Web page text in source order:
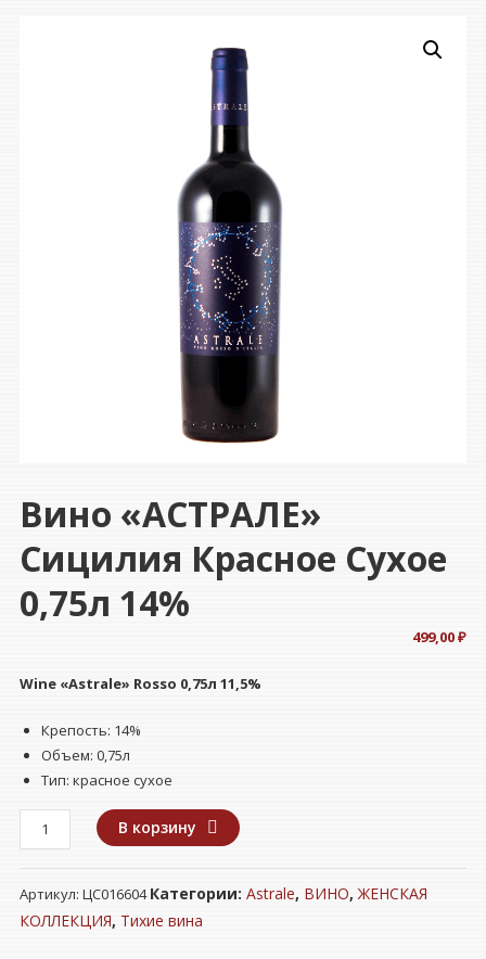
Вино «АСТРАЛЕ»
Сицилия Красное Сухое
0,75л 14%
499,00₽
Wine «Astrale» Rosso 0,75л 11,5%
Крепость: 14%
Объем: 0,75л
Тип: красное сухое
Количество
товара
Вино
"АСТРАЛЕ"
Сицилия
В корзину
Артикул: ЦС016604 Категории: Astrale, ВИНО,ЖЕНСКАЯ
КОЛЛЕКЦИЯ, Тихие вина